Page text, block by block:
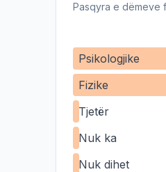
Pasqyra e dëmeve
Psikologjike
Fizike
Tjetër
Nuk ka
Nuk dihet